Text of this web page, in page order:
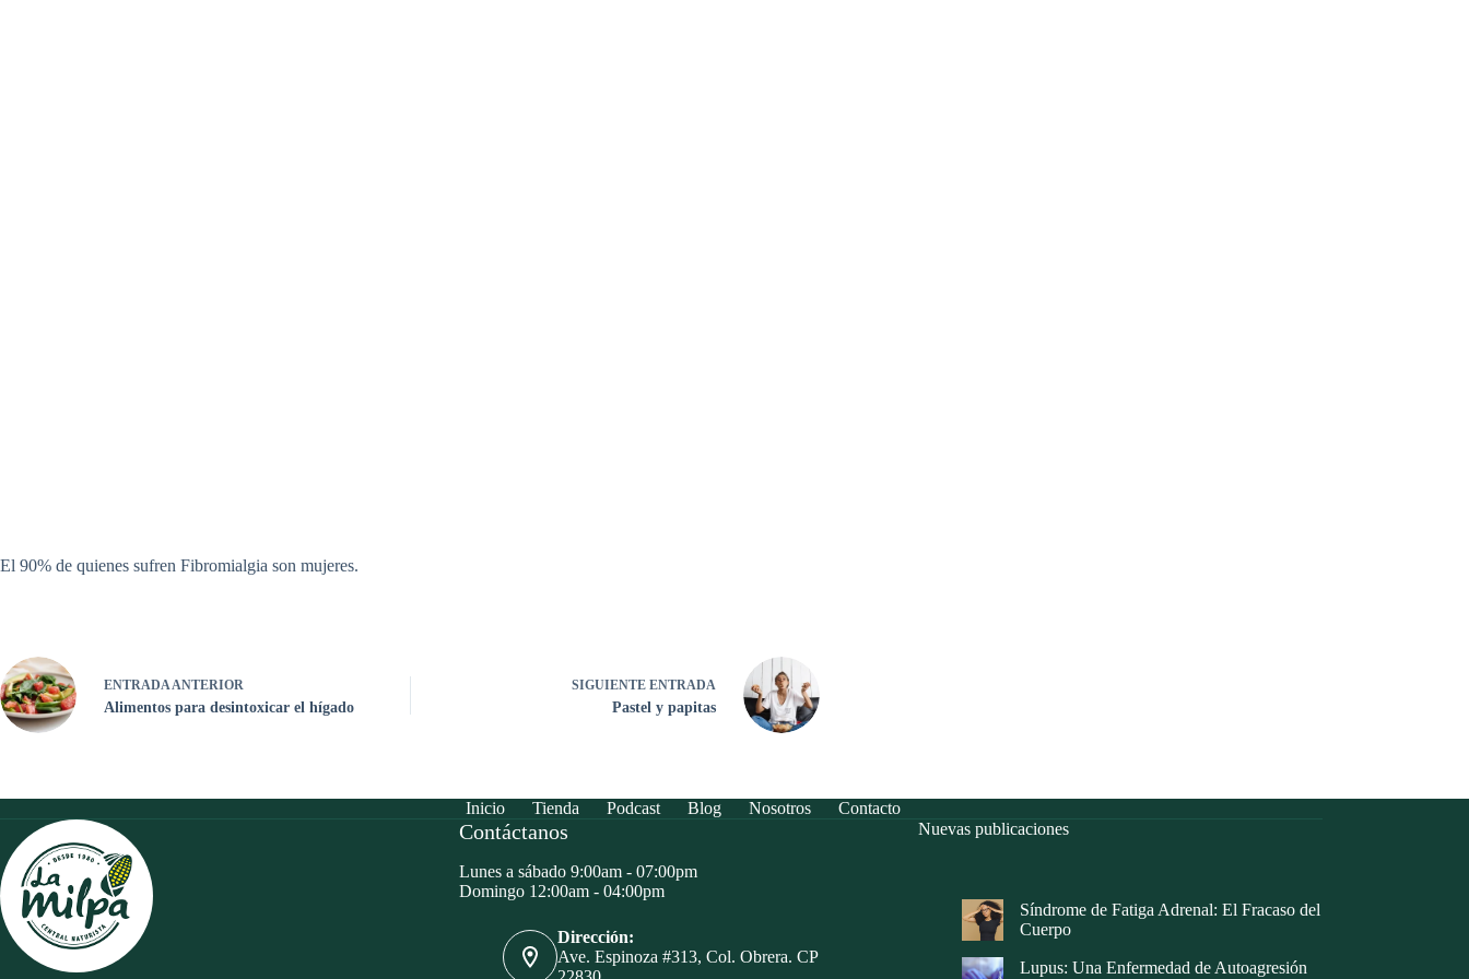
El 90% de quienes sufren Fibromialgia son mujeres.
ENTRADA ANTERIOR
Alimentos para desintoxicar el hígado
SIGUIENTE ENTRADA
Pastel y papitas
Inicio Tienda Podcast Blog Nosotros Contacto
Contáctanos
Lunes a sábado 9:00am - 07:00pm
Domingo 12:00am - 04:00pm
Dirección:
Ave. Espinoza #313, Col. Obrera. CP
Nuevas publicaciones
Síndrome de Fatiga Adrenal: El Fracaso del
Cuerpo
Lupus: Una Enfermedad de Autoagresión